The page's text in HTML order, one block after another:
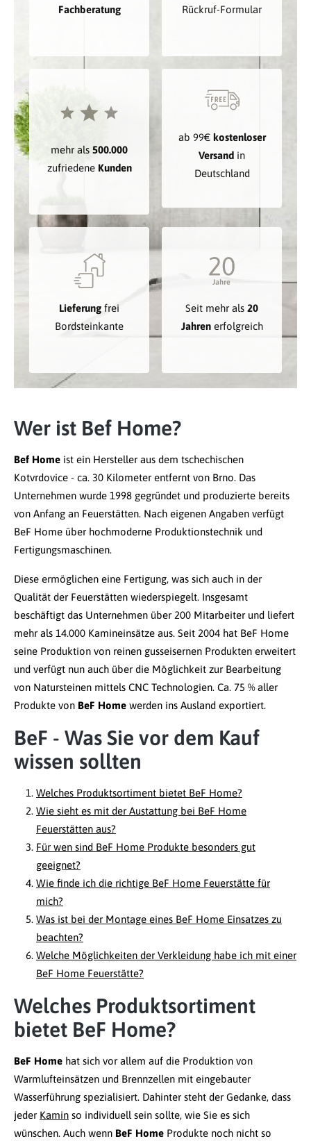
Fachberatung
Rückruf-Formular
mehr als 500.000
zufriedene Kunden
ab 99€ kostenloser
Versand in
Deutschland
Lieferung frei
Bordsteinkante
Seit mehr als 20
Jahrenerfolgreich
Wer ist Bef Home?
Bef Home ist ein Hersteller aus dem tschechischen
Kotvrdovice - ca. 30 Kilometer entfernt von Brno. Das
Unternehmen wurde 1998 gegründet und produzierte bereits
von Anfang an Feuerstätten. Nach eigenen Angaben verfügt
BeF Home über hochmoderne Produktionstechnik und
Fertigungsmaschinen.
Diese ermöglichen eine Fertigung, was sich auch in der
Qualität der Feuerstätten wiederspiegelt. Insgesamt
beschäftigt das Unternehmen über 200 Mitarbeiter und liefert
mehr als 14.000 Kamineinsätze aus. Seit 2004 hat BeF Home
seine Produktion von reinen gusseisernen Produkten erweitert
und verfügt nun auch über die Möglichkeit zur Bearbeitung
von Natursteinen mittels CNC Technologien. Ca. 75 % aller
Produkte von BeF Home werden ins Ausland exportiert.
BeF - Was Sie vor dem Kauf
wissen sollten
Welches Produktsortiment bietet BeF Home?
Wie sieht es mit der Austattung bei BeF Home
Feuerstätten aus?
Für wen sind BeF Home Produkte besonders gut
geeignet?
Wie finde ich die richtige BeF Home Feuerstätte für
mich?
Was ist bei der Montage eines BeF Home Einsatzes zu
beachten?
Welche Möglichkeiten der Verkleidung habe ich mit einer
BeF Home Feuerstätte?
Welches Produktsortiment
bietet BeF Home?
BeF Home hat sich vor allem auf die Produktion von
Warmlufteinsätzen und Brennzellen mit eingebauter
Wasserführung spezialisiert. Dahinter steht der Gedanke, dass
jeder Kamin so individuell sein sollte, wie Sie es sich
wünschen. Auch wenn BeF Home Produkte noch nicht so